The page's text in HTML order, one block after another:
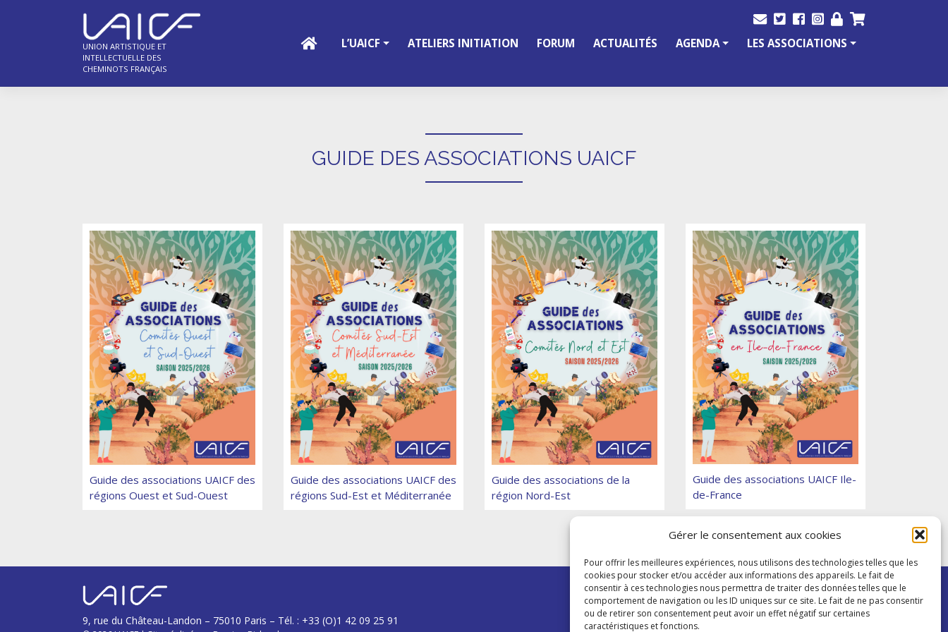
Gérer le consentement aux cookies
Pour offrir les meilleures expériences, nous utilisons des technologies telles que les
cookies pour stocker et/ou accéder aux informations des appareils. Le fait de
consentir à ces technologies nous permettra de traiter des données telles que le
comportement de navigation ou les ID uniques sur ce site. Le fait de ne pas consentir
ou de retirer son consentement peut avoir un effet négatif sur certaines
caractéristiques et fonctions.
UNION ARTISTIQUE ET
INTELLECTUELLE DES
CHEMINOTS FRANÇAIS
L’UAICF ATELIERS INITIATION FORUM ACTUALITÉS AGENDA LES ASSOCIATIONS
GUIDE DES ASSOCIATIONS UAICF
Guide des associations UAICF des
régions Ouest et Sud-Ouest
Guide des associations UAICF des
régions Sud-Est et Méditerranée
Guide des associations de la
région Nord-Est
Guide des associations UAICF Ile-
de-France
9, rue du Château-Landon – 75010 Paris – Tél. : +33 (O)1 42 09 25 91